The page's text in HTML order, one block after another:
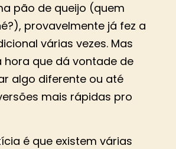
pão de queijo (quem
provavelmente já fez a
várias vezes. Mas
hora que dá vontade de
algo diferente ou até
mais rápidas pro
é que existem várias